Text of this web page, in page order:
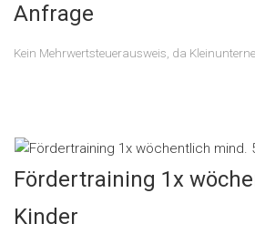
Anfrage
Kein Mehrwertsteuerausweis, da
Fördertraining 1x
Kinder